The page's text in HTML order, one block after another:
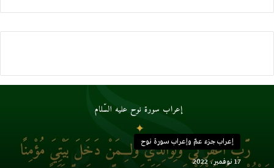
إعراب جزء عمّ وإعراب سورة نوح
17 نوفمبر، 2022